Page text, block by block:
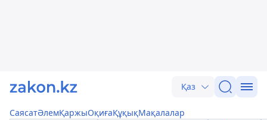
Қаз
СаясатӘлемҚаржыОқиғаҚұқықМақалалар